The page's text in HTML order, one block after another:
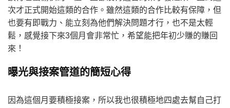
次才正式開始這類的合作。雖然這類的合作比較有保障，但
也要有即戰力、能立刻為他們解決問題才行，也不是太輕
鬆，感覺接下來3個月會非常忙，希望能把年初少賺的賺回
來！
曝光與接案管道的簡短心得
因為這個月要積極接案，所以我也很積極地四處去幫自己打